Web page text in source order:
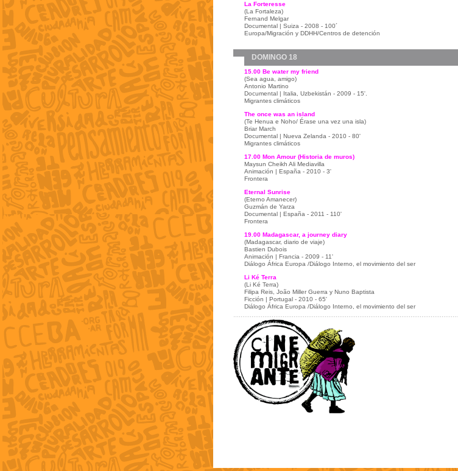
La Forteresse
(La Fortaleza)
Fernand Melgar
Documental | Suiza - 2008 - 100´
Europa/Migración y DDHH/Centros de detención
DOMINGO 18
15.00 Be water my friend
(Sea agua, amigo)
Antonio Martino
Documental | Italia, Uzbekistán - 2009 - 15'.
Migrantes climáticos
The once was an island
(Te Henua e Noho/ Érase una vez una isla)
Briar March
Documental | Nueva Zelanda - 2010 - 80'
Migrantes climáticos
17.00 Mon Amour (Historia de muros)
Maysun Cheikh Ali Mediavilla
Animación | España - 2010 - 3'
Frontera
Eternal Sunrise
(Eterno Amanecer)
Guzmán de Yarza
Documental | España - 2011 - 110'
Frontera
19.00 Madagascar, a journey diary
(Madagascar, diario de viaje)
Bastien Dubois
Animación | Francia - 2009 - 11'
Diálogo África Europa /Diálogo Interno, el movimiento del ser
Li Ké Terra
(Li Ké Terra)
Filipa Reis, João Miller Guerra y Nuno Baptista
Ficción | Portugal - 2010 - 65'
Diálogo África Europa /Diálogo Interno, el movimiento del ser